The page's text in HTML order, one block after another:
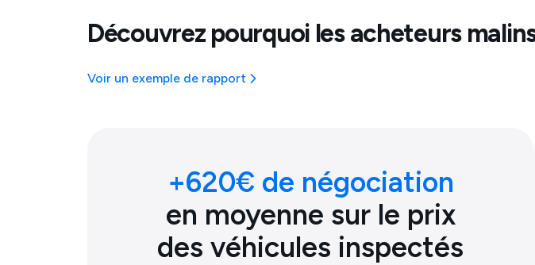
Découvrez pourquoi les acheteurs
Voir un exemple de rapport
+620€ de négociation
en moyenne sur le prix
des véhicules inspectés